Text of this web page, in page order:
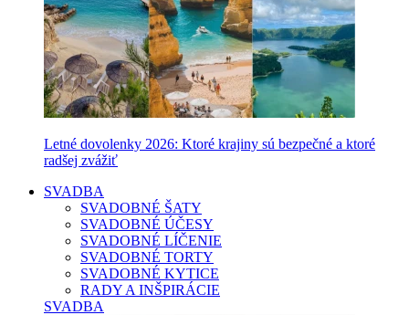
Letné dovolenky 2026: Ktoré krajiny sú bezpečné a ktoré
radšej zvážiť
SVADBA
SVADOBNÉ ŠATY
SVADOBNÉ ÚČESY
SVADOBNÉ LÍČENIE
SVADOBNÉ TORTY
SVADOBNÉ KYTICE
RADY A INŠPIRÁCIE
SVADBA